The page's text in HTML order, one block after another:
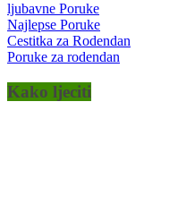
ljubavne Poruke
Najlepse Poruke
Cestitka za Rodendan
Poruke za rodendan
Kako ljeciti